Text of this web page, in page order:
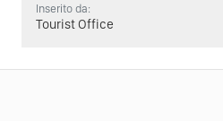
Inserito da:
Tourist Office